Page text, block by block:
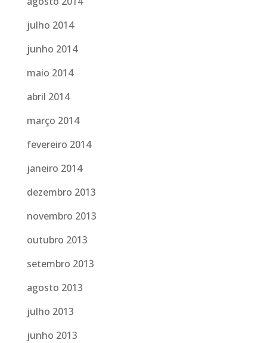
julho 2014
junho 2014
maio 2014
abril 2014
março 2014
fevereiro 2014
janeiro 2014
dezembro 2013
novembro 2013
outubro 2013
setembro 2013
agosto 2013
julho 2013
junho 2013